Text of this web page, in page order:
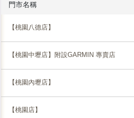
門市名稱
【桃園八德店】
【桃園中壢店】附設GARMIN 專賣店
【桃園內壢店】
【桃園店】